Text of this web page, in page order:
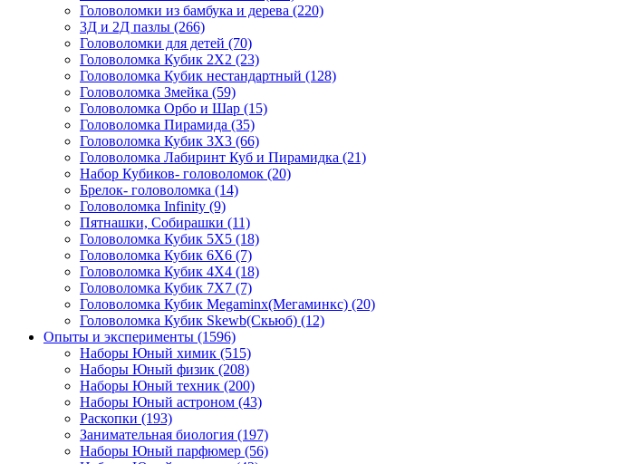
Головоломки из бамбука и дерева (220)
3Д и 2Д пазлы (266)
Головоломки для детей (70)
Головоломка Кубик 2Х2 (23)
Головоломка Кубик нестандартный (128)
Головоломка Змейка (59)
Головоломка Орбо и Шар (15)
Головоломка Пирамида (35)
Головоломка Кубик 3Х3 (66)
Головоломка Лабиринт Куб и Пирамидка (21)
Набор Кубиков- головоломок (20)
Брелок- головоломка (14)
Головоломка Infinity (9)
Пятнашки, Собирашки (11)
Головоломка Кубик 5Х5 (18)
Головоломка Кубик 6Х6 (7)
Головоломка Кубик 4Х4 (18)
Головоломка Кубик 7Х7 (7)
Головоломка Кубик Megaminx(Мегаминкс) (20)
Головоломка Кубик Skewb(Скьюб) (12)
Опыты и эксперименты (1596)
Наборы Юный химик (515)
Наборы Юный физик (208)
Наборы Юный техник (200)
Наборы Юный астроном (43)
Раскопки (193)
Занимательная биология (197)
Наборы Юный парфюмер (56)